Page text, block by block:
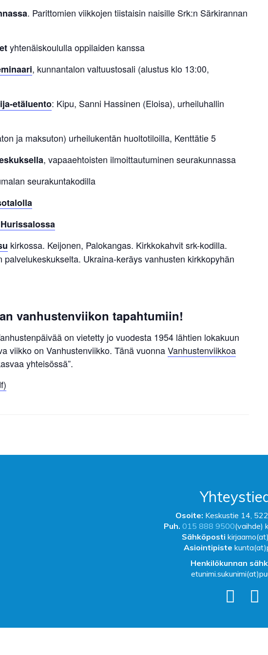
. Parittomien viikkojen tiistaisin naisille Srk:n Särkirannan
yhtenäiskoululla oppilaiden kanssa
, kunnantalon valtuustosali (alustus klo 13:00,
etäluento: Kipu, Sanni Hassinen (Eloisa), urheiluhallin
ja maksuton) urheilukentän huoltotiloilla, Kenttätie 5
, vapaaehtoisten ilmoittautuminen seurakunnassa
seurakuntakodilla
kirkossa. Keijonen, Palokangas. Kirkkokahvit srk-kodilla.
Ukraina-keräys vanhusten kirkkopyhän
vanhustenviikon tapahtumiin!
on vietetty jo vuodesta 1954 lähtien lokakuun
viikko on Vanhustenviikko. Tänä vuonnaVanhustenviikkoa
yhteisössä”.
Osoite: Keskustie 14,
Puh. 015 888 9500(vaihde)
Sähköposti
Asiointipiste
Henkilökunnan